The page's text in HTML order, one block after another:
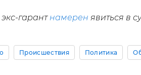
гарант намерен явиться в
Происшествия Политика